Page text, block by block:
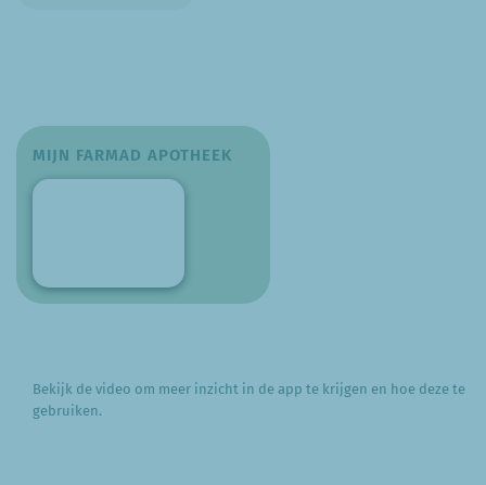
MIJN FARMAD APOTHEEK
Bekijk de video om meer inzicht in de app te krijgen en hoe deze te
gebruiken.